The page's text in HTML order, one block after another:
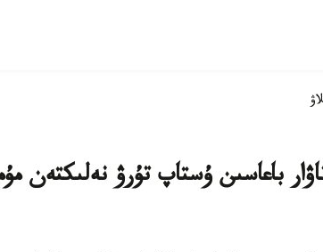
باعاسىن ۇستاپ تۇرۋ نەلىكتەن